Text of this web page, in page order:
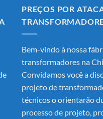
PREÇOS POR
Bem-vindo à nossa
transformadores na
Convidamos você a
projeto de
técnicos o orientarão
processo de projeto,